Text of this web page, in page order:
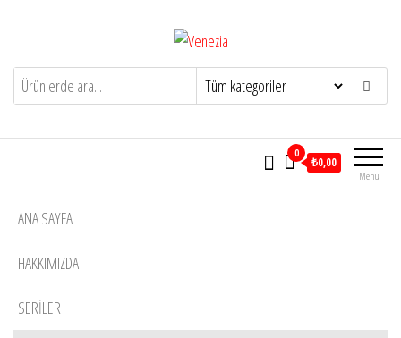
Venezia Yaşam için tasarlandı
Menü
0
₺0,00
ANA SAYFA
HAKKIMIZDA
SERİLER